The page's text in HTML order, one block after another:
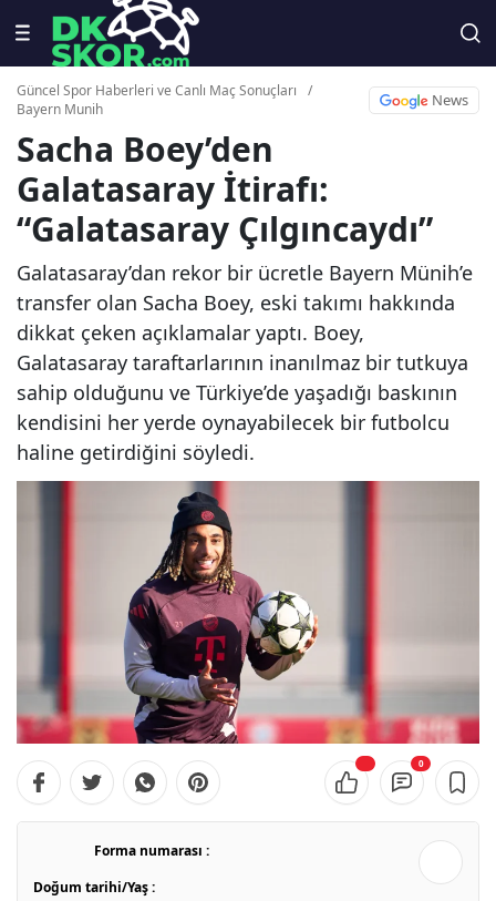
Güncel Spor Haberleri ve Canlı Maç Sonuçları
/
Bayern Munih
News
Sacha Boey’den
Galatasaray İtirafı:
“Galatasaray Çılgıncaydı”
Galatasaray’dan rekor bir ücretle Bayern Münih’e
transfer olan Sacha Boey, eski takımı hakkında
dikkat çeken açıklamalar yaptı. Boey,
Galatasaray taraftarlarının inanılmaz bir tutkuya
sahip olduğunu ve Türkiye’de yaşadığı baskının
kendisini her yerde oynayabilecek bir futbolcu
haline getirdiğini söyledi.
0
Forma numarası :
Doğum tarihi/Yaş :